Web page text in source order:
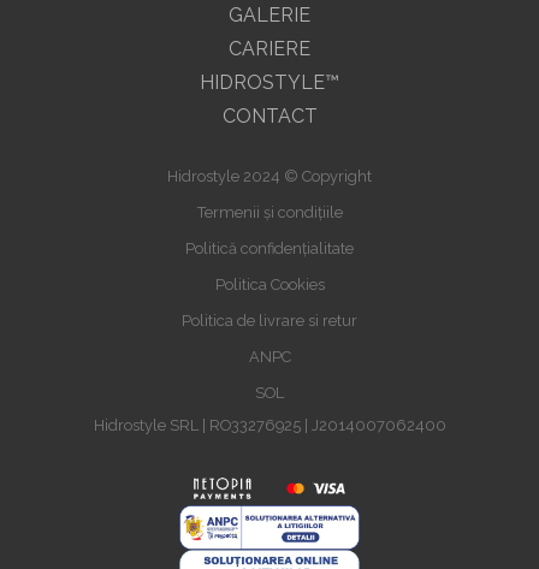
GALERIE
CARIERE
HIDROSTYLE™
CONTACT
Hidrostyle 2024 © Copyright
Termenii și condițiile
Politică confidențialitate
Politica Cookies
Politica de livrare si retur
ANPC
SOL
Hidrostyle SRL | RO33276925 | J2014007062400